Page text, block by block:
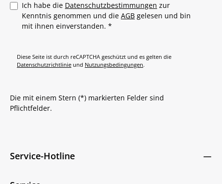
Ich habe die Datenschutzbestimmungen zur
Kenntnis genommen und die AGB gelesen und bin
mit ihnen einverstanden. *
Diese Seite ist durch reCAPTCHA geschützt und es gelten die
Datenschutzrichtlinie und Nutzungsbedingungen.
Die mit einem Stern (*) markierten Felder sind
Pflichtfelder.
Service-Hotline